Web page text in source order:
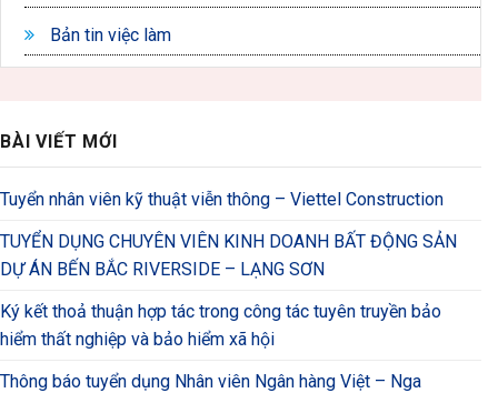
Bản tin việc làm
BÀI VIẾT MỚI
Tuyển nhân viên kỹ thuật viễn thông – Viettel Construction
TUYỂN DỤNG CHUYÊN VIÊN KINH DOANH BẤT ĐỘNG SẢN
DỰ ÁN BẾN BẮC RIVERSIDE – LẠNG SƠN
Ký kết thoả thuận hợp tác trong công tác tuyên truyền bảo
hiểm thất nghiệp và bảo hiểm xã hội
Thông báo tuyển dụng Nhân viên Ngân hàng Việt – Nga